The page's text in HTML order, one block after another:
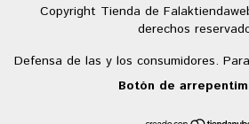
Copyright Tienda de
derechos
Defensa de las y los consumidores.
Botón de